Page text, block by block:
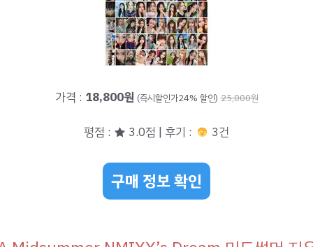
가격 : 18,800원 (즉시할인가24% 할인) 25,000원
평점 : ★ 3.0점 | 후기 : 3건
구매 정보 확인